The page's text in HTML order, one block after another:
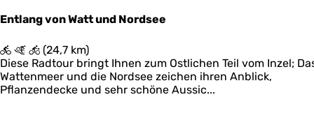
e
r
o
n
n
i
Entlang von Watt und Nordsee
E
n
t
l
(24,7 km)
Diese Radtour bringt Ihnen zum Ostlichen Teil vom Inzel;
Wattenmeer und die Nordsee zeichen ihren Anblick,
Pflanzendecke und sehr schöne Aussic...